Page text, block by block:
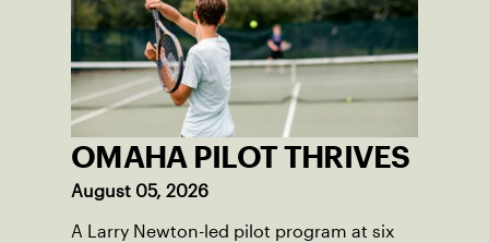
OMAHA PILOT THRIVES
August 05, 2026
A Larry Newton-led pilot program at six